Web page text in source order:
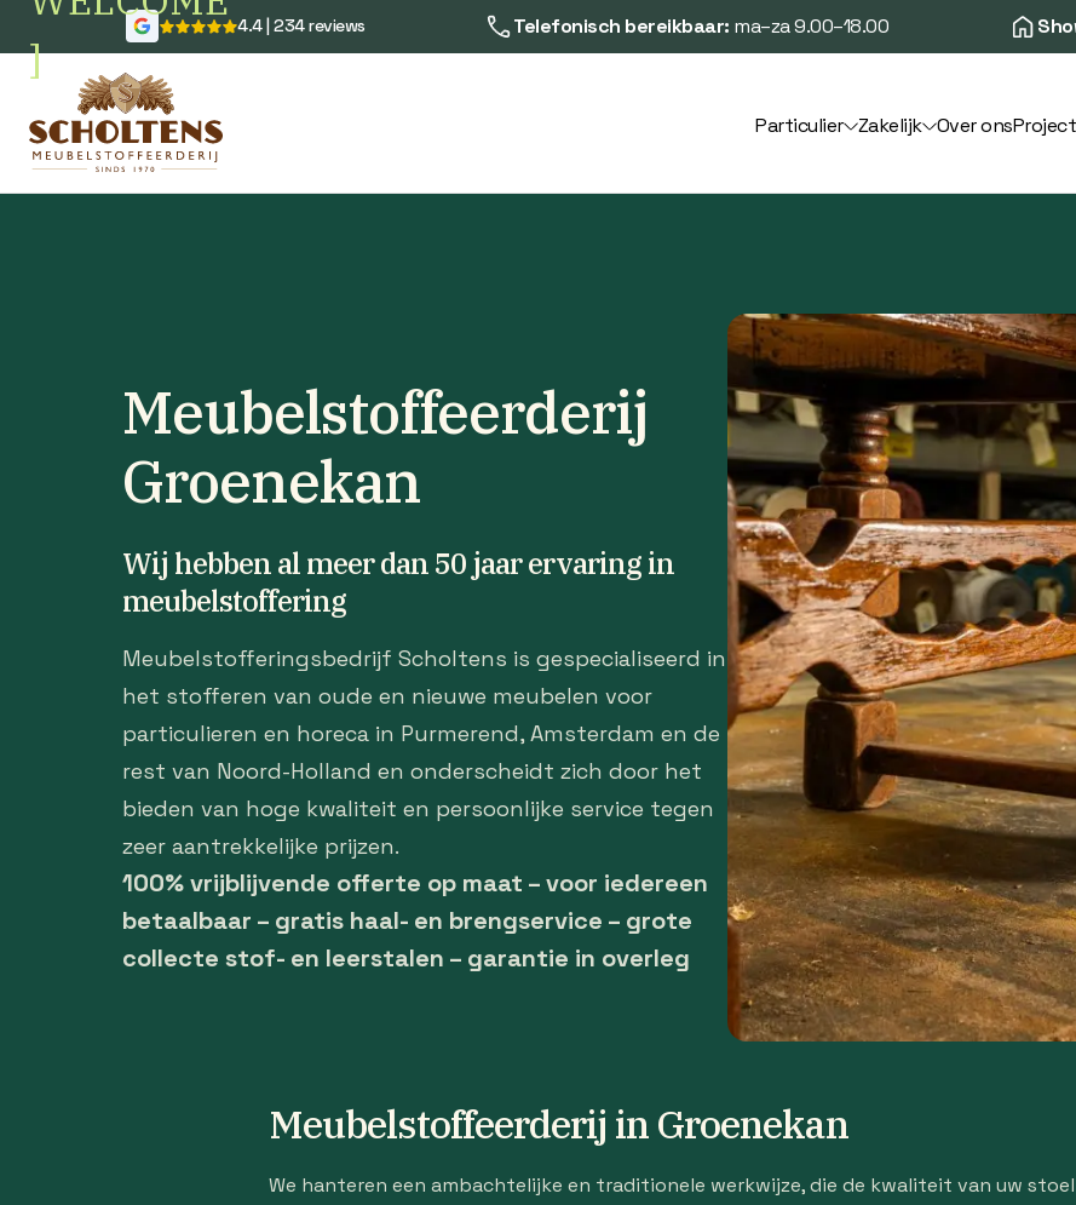
]
4.4 | 234 reviews Telefonisch bereikbaar: ma–za 9.00–18.00
Particulier Zakelijk Over ons
Meubelstoffeerderij
Groenekan
Wij hebben al meer dan 50 jaar ervaring in
meubelstoffering
Meubelstofferingsbedrijf Scholtens is gespecialiseerd in
het stofferen van oude en nieuwe meubelen voor
particulieren en horeca in Purmerend, Amsterdam en de
rest van Noord-Holland en onderscheidt zich door het
bieden van hoge kwaliteit en persoonlijke service tegen
zeer aantrekkelijke prijzen.
100% vrijblijvende offerte op maat – voor iedereen
betaalbaar – gratis haal- en brengservice – grote
collecte stof- en leerstalen – garantie in overleg
Meubelstoffeerderij in Groenekan
We hanteren een ambachtelijke en traditionele werkwijze, die de kwaliteit van uw